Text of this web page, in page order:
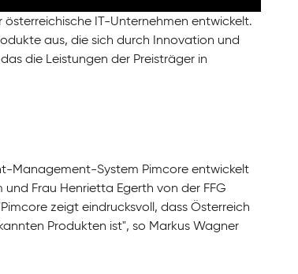
österreichische IT-Unternehmen entwickelt.
aus, die sich durch Innovation und
die Leistungen der Preisträger in
Management-System Pimcore entwickelt
Frau Henrietta Egerth von der FFG
zeigt eindrucksvoll, dass Österreich
Produkten ist", so Markus Wagner